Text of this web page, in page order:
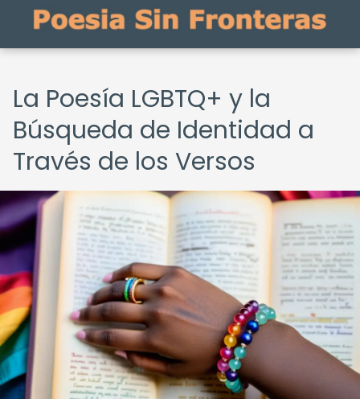
La Poesía LGBTQ+ y la
Búsqueda de Identidad a
Través de los Versos